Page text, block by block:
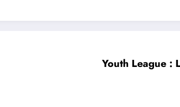
Youth League :